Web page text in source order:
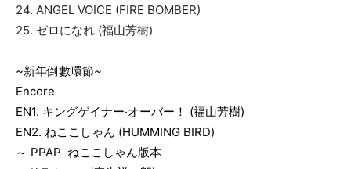
24. ANGEL VOICE (FIRE BOMBER)
25. ゼロになれ (福山芳樹)
~新年倒數環節~
Encore
EN1. キングゲイナー‧オーバー！ (福山芳樹)
EN2. ねここしゃん (HUMMING BIRD)
～ PPAP ねここしゃん版本